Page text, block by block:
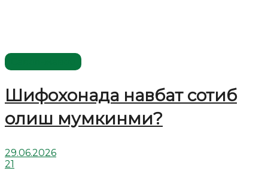
Шифохонада навбат сотиб
олиш мумкинми?
29.06.2026
21